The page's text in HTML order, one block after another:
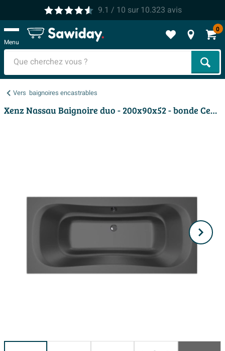
9.1 / 10 sur 10.323 avis
Menu
0
Vers baignoires encastrables
Xenz Nassau Baignoire duo - 200x90x52 - bonde Centrale - acrylique - ebony